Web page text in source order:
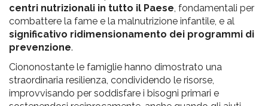
centri nutrizionali in tutto il Paese , fondamentali per
combattere la fame e la malnutrizione infantile, e al
significativo ridimensionamento dei programmi di
prevenzione.
Ciononostante le famiglie hanno dimostrato una
straordinaria resilienza, condividendo le risorse,
improvvisando per soddisfare i bisogni primari e